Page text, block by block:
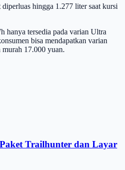
hingga 1.277 liter saat kursi
hanya tersedia pada varian Ultra
bisa mendapatkan varian
17.000 yuan.
Trailhunter dan Layar